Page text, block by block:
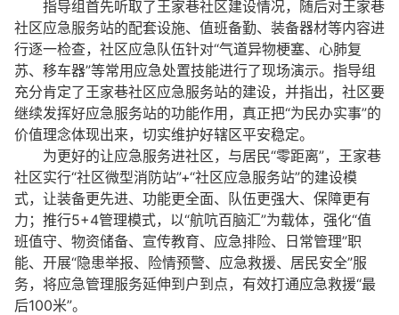
指导组首先听取了王家巷社区建设情况，随后对王家巷
社区应急服务站的配套设施、值班备勤、装备器材等内容进
行逐一检查，社区应急队伍针对“气道异物梗塞、心肺复
苏、移车器”等常用应急处置技能进行了现场演示。指导组
充分肯定了王家巷社区应急服务站的建设，并指出，社区要
继续发挥好应急服务站的功能作用，真正把“为民办实事”的
价值理念体现出来，切实维护好辖区平安稳定。
为更好的让应急服务进社区，与居民“零距离”，王家巷
社区实行“社区微型消防站”+“社区应急服务站”的建设模
式，让装备更先进、功能更全面、队伍更强大、保障更有
力；推行5+4管理模式，以“航吭百脑汇”为载体，强化“值
班值守、物资储备、宣传教育、应急排险、日常管理”职
能、开展“隐患举报、险情预警、应急救援、居民安全”服
务，将应急管理服务延伸到户到点，有效打通应急救援“最
后100米”。